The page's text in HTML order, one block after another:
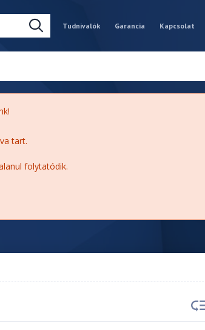
Tudnivalók Garancia Kapcsolat
tart.
folytatódik.